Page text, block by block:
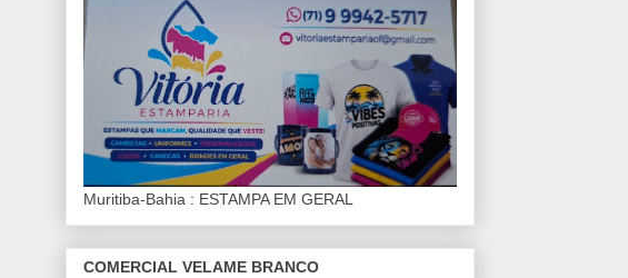
Muritiba-Bahia : ESTAMPA EM GERAL
COMERCIAL VELAME BRANCO